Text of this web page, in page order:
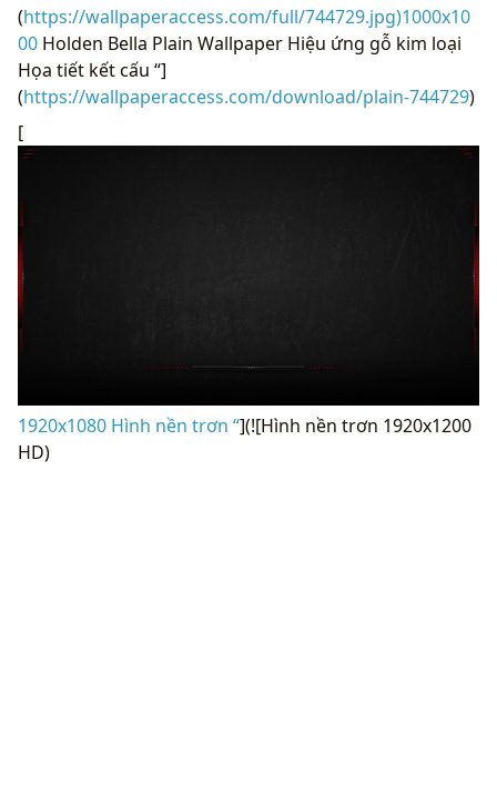
(https://wallpaperaccess.com/full/744729.jpg)1000x10
00 Holden Bella Plain Wallpaper Hiệu ứng gỗ kim loại
Họa tiết kết cấu “]
(https://wallpaperaccess.com/download/plain-744729)
[
1920x1080 Hình nền trơn “](![Hình nền trơn 1920x1200
HD)